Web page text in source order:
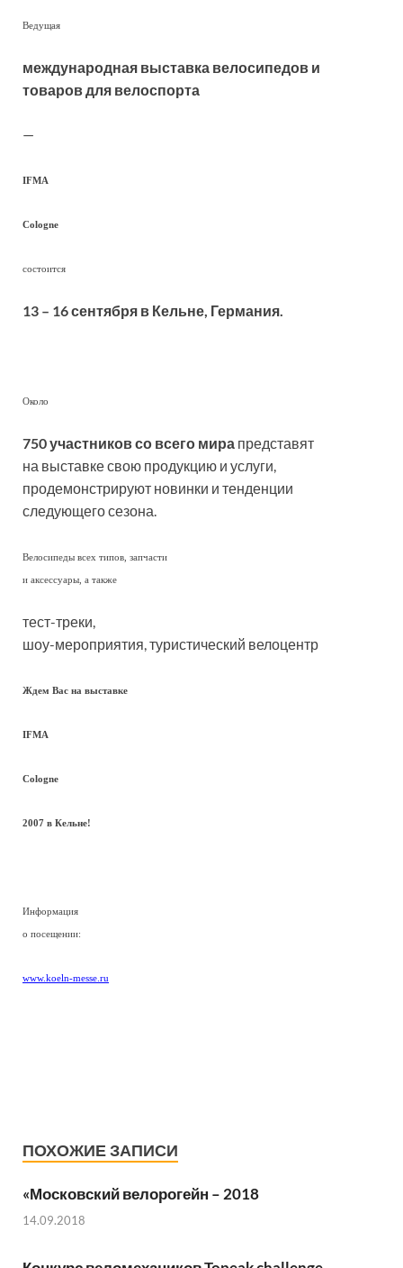
Ведущая
международная выставка велосипедов и
товаров для велоспорта
—
IFMA
Cologne
состоится
13 – 16 сентября в Кельне, Германия.
Около
750 участников со всего мира представят
на выставке свою продукцию и услуги,
продемонстрируют новинки и тенденции
следующего сезона.
Велосипеды всех типов, запчасти
и аксессуары, а также
тест-треки,
шоу-мероприятия, туристический велоцентр
Ждем Вас на выставке
IFMA
Cologne
2007 в Кельне!
Информация
о посещении:
www.koeln-messe.ru
ПОХОЖИЕ ЗАПИСИ
«Московский велорогейн – 2018
14.09.2018